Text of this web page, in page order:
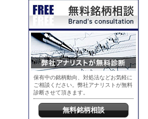
保有中の銘柄動向、対処法などお気軽に
ご相談ください。弊社アナリストが無料
診断させて頂きます。
無料銘柄相談